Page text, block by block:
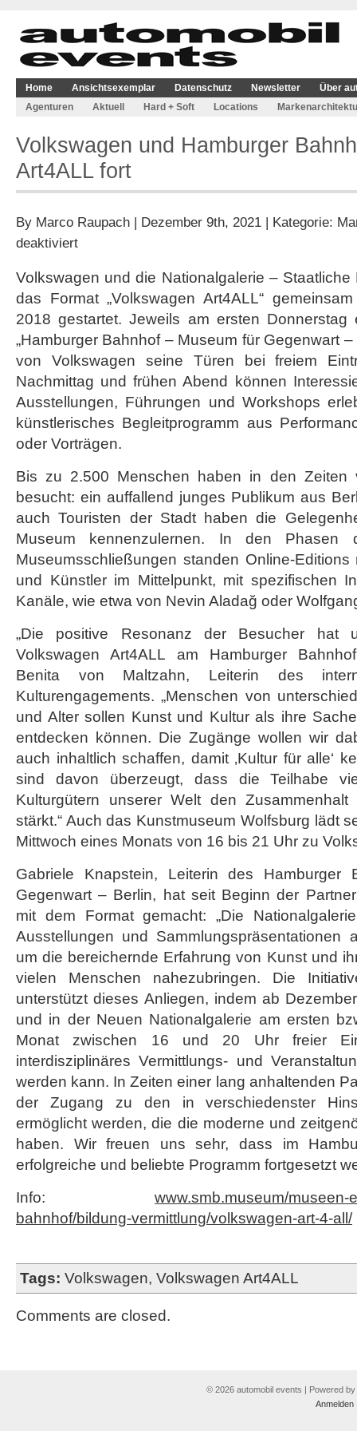
Home Ansichtsexemplar Datenschutz Newsletter
Über
Agenturen
Aktuell Hard + Soft Locations
Volkswagen und Hamburger
Art4ALL fort
By Marco Raupach | Dezember 9th, 2021 | Kategorie:
deaktiviertfür
Hamburger
Bahnhof
Format
Art4ALL
Volkswagen und die Nationalgalerie –
das Format „Volkswagen Art4ALL“
2018 gestartet. Jeweils am ersten
„Hamburger Bahnhof – Museum für Gegenwart
von Volkswagen seine Türen bei freiem
Nachmittag und frühen Abend können
Ausstellungen, Führungen und Workshops
künstlerisches Begleitprogramm aus
oder Vorträgen.
Bis zu 2.500 Menschen haben in den Zeiten
besucht: ein auffallend junges Publikum aus
auch Touristen der Stadt haben die
Museum kennenzulernen. In den Phasen
Museumsschließungen standen Online-Editions
und Künstler im Mittelpunkt, mit spezifischen
Kanäle, wie etwa von Nevin Aladağ oder
„Die positive Resonanz der Besucher hat
Volkswagen Art4ALL am Hamburger
Benita von Maltzahn, Leiterin des
Kulturengagements. „Menschen von
und Alter sollen Kunst und Kultur als ihre
entdecken können. Die Zugänge wollen wir
auch inhaltlich schaffen, damit ‚Kultur für alle‘
sind davon überzeugt, dass die Teilhabe
Kulturgütern unserer Welt den
stärkt.“ Auch das Kunstmuseum Wolfsburg lädt
Mittwoch eines Monats von 16 bis 21 Uhr zu
Gabriele Knapstein, Leiterin des Hamburger
Gegenwart – Berlin, hat seit Beginn der
mit dem Format gemacht: „Die
Ausstellungen und Sammlungspräsentationen
um die bereichernde Erfahrung von Kunst und
vielen Menschen nahezubringen. Die
unterstützt dieses Anliegen, indem ab
und in der Neuen Nationalgalerie am ersten
Monat zwischen 16 und 20 Uhr freier
interdisziplinäres Vermittlungs- und
werden kann. In Zeiten einer lang anhaltenden
der Zugang zu den in verschiedenster
ermöglicht werden, die die moderne und
haben. Wir freuen uns sehr, dass im
erfolgreiche und beliebte Programm fortgesetzt
Info: www.smb.museum/museen-
bahnhof/bildung-vermittlung/volkswagen-art-4-all/
Tags: Volkswagen, Volkswagen Art4ALL
Comments are closed.
© 2026 automobil events | Powered by
Anmelden|